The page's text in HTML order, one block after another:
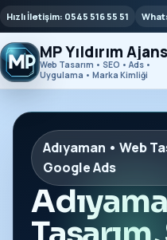
Hızlı İletişim: 0545 516 55 51
MP Yıldırım Ajans
Web Tasarım • SEO • Ads •
Uygulama • Marka Kimliği
Adıyaman • Web
Google Ads